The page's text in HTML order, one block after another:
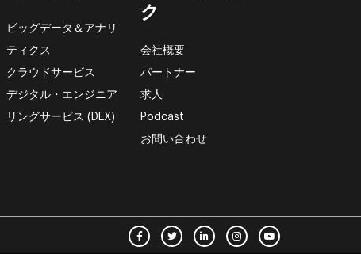
ビッグデータ＆アナリ
ティクス
クラウドサービス
デジタル・エンジニア
リングサービス (DEX)
ク
会社概要
パートナー
求人
Podcast
お問い合わせ